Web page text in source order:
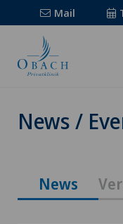
Mail
News /
News